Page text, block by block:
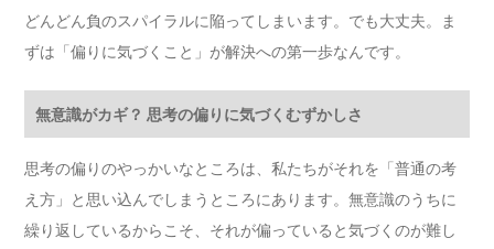
どんどん負のスパイラルに陥ってしまいます。でも大丈夫。ま
ずは「偏りに気づくこと」が解決への第一歩なんです。
無意識がカギ？ 思考の偏りに気づくむずかしさ
思考の偏りのやっかいなところは、私たちがそれを「普通の考
え方」と思い込んでしまうところにあります。無意識のうちに
繰り返しているからこそ、それが偏っていると気づくのが難し